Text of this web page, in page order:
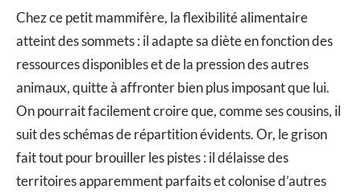
Chez ce petit mammifère, la flexibilité alimentaire
atteint des sommets : il adapte sa diète en fonction des
ressources disponibles et de la pression des autres
animaux, quitte à affronter bien plus imposant que lui.
On pourrait facilement croire que, comme ses cousins, il
suit des schémas de répartition évidents. Or, le grison
fait tout pour brouiller les pistes : il délaisse des
territoires apparemment parfaits et colonise d’autres